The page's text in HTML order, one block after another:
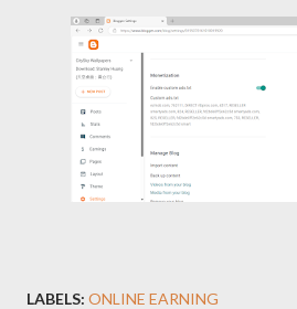
LABELS: ONLINE EARNING